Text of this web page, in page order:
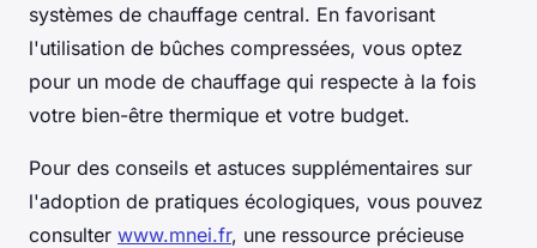
systèmes de chauffage central. En favorisant
l'utilisation de bûches compressées, vous optez
pour un mode de chauffage qui respecte à la fois
votre bien-être thermique et votre budget.
Pour des conseils et astuces supplémentaires sur
l'adoption de pratiques écologiques, vous pouvez
consulter www.mnei.fr, une ressource précieuse